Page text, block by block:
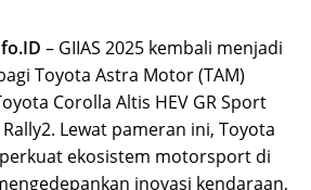
– GIIAS 2025 kembali menjadi
Toyota Astra Motor (TAM)
Corolla Altis HEV GR Sport
Lewat pameran ini, Toyota
ekosistem motorsport di
inovasi kendaraan,